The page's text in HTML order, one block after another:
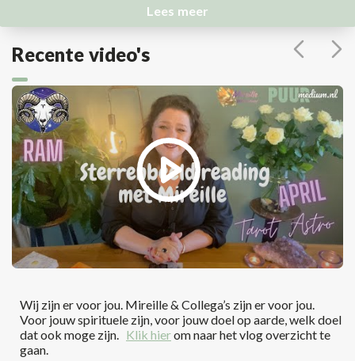
Lees meer
Recente video's
Wij zijn er voor jou. Mireille & Collega’s zijn er voor jou.
Voor jouw spirituele zijn, voor jouw doel op aarde, welk doel
dat ook moge zijn. Klik hierom naar het vlog overzicht te
gaan.